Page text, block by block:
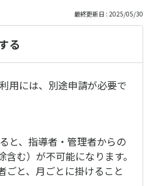
最終更新日 : 2025/05/30
る
には、別途申請が必要で
と、指導者・管理者からの
む）が不可能になります。
ごと、月ごとに掛けること